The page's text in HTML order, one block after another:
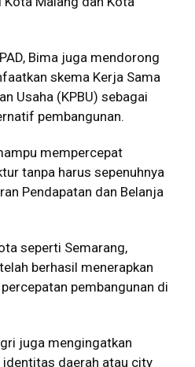
Bima juga mendorong
skema Kerja Sama
Usaha (KPBU) sebagai
pembangunan.
mempercepat
tanpa harus sepenuhnya
Pendapatan dan Belanja
seperti Semarang,
berhasil menerapkan
pembangunan di
juga mengingatkan
daerah atau city